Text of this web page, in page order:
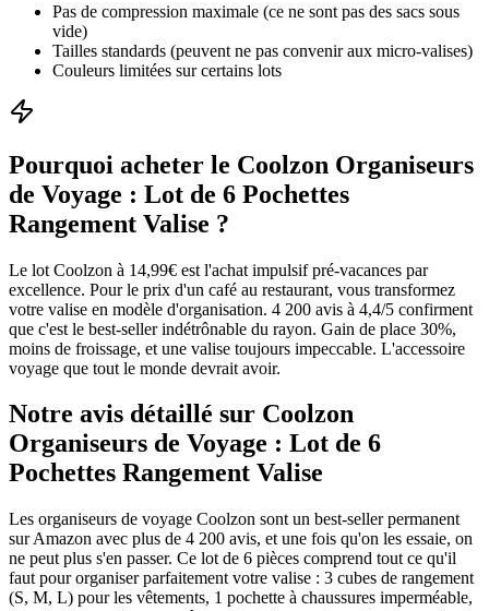
Pas de compression maximale (ce ne sont pas des sacs sous
vide)
Tailles standards (peuvent ne pas convenir aux micro-valises)
Couleurs limitées sur certains lots
Pourquoi acheter le Coolzon Organiseurs
de Voyage : Lot de 6 Pochettes
Rangement Valise ?
Le lot Coolzon à 14,99€ est l'achat impulsif pré-vacances par
excellence. Pour le prix d'un café au restaurant, vous transformez
votre valise en modèle d'organisation. 4 200 avis à 4,4/5 confirment
que c'est le best-seller indétrônable du rayon. Gain de place 30%,
moins de froissage, et une valise toujours impeccable. L'accessoire
voyage que tout le monde devrait avoir.
Notre avis détaillé sur Coolzon
Organiseurs de Voyage : Lot de 6
Pochettes Rangement Valise
Les organiseurs de voyage Coolzon sont un best-seller permanent
sur Amazon avec plus de 4 200 avis, et une fois qu'on les essaie, on
ne peut plus s'en passer. Ce lot de 6 pièces comprend tout ce qu'il
faut pour organiser parfaitement votre valise : 3 cubes de rangement
(S, M, L) pour les vêtements, 1 pochette à chaussures imperméable,